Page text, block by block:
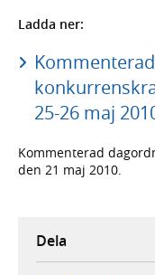
Ladda ner:
25-26 maj
Kommenterad
den 21 maj 2010.
Dela